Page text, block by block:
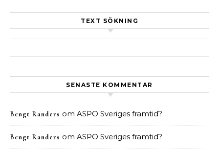
TEXT SÖKNING
SENASTE KOMMENTAR
Bengt Randers om ASPO Sveriges framtid?
Bengt Randers om ASPO Sveriges framtid?